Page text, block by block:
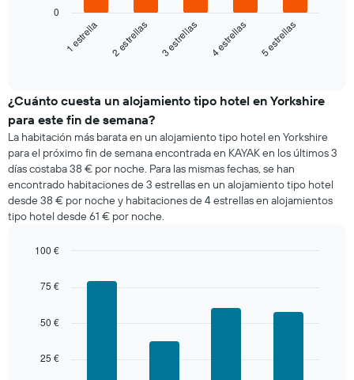
siguiente
de
una
habitación
esta
noche
encontrado
en
los
últimos
días
por
estrellas
gráfico
1 estrella 2 estrellas 3 estrellas 4 estrellas 5 estrellas
0
¿Cuánto cuesta un alojamiento tipo hotel en Yorkshire
para este fin de semana?
La habitación más barata en un alojamiento tipo hotel en Yorkshire
para el próximo fin de semana encontrada en KAYAK en los últimos 3
días costaba 38 € por noche. Para las mismas fechas, se han
encontrado habitaciones de 3 estrellas en un alojamiento tipo hotel
desde 38 € por noche y habitaciones de 4 estrellas en alojamientos
tipo hotel desde 61 € por noche.
with
bars.
siguiente
25 €
50 €
75 €
100 €